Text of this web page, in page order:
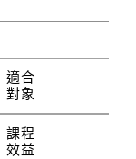
適合
對象
課程
效益